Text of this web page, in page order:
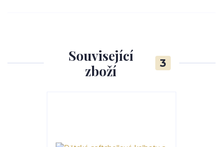
Související
zboží
3